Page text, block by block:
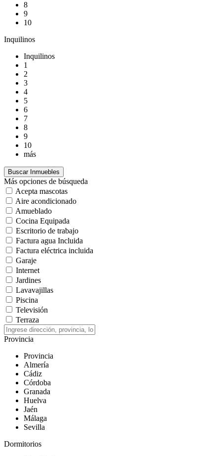
8
9
10
Inquilinos
Inquilinos
1
2
3
4
5
6
7
8
9
10
más
Más opciones de búsqueda
Acepta mascotas
Aire acondicionado
Amueblado
Cocina Equipada
Escritorio de trabajo
Factura agua Incluida
Factura eléctrica incluida
Garaje
Internet
Jardines
Lavavajillas
Piscina
Televisión
Terraza
Provincia
Provincia
Almería
Cádiz
Córdoba
Granada
Huelva
Jaén
Málaga
Sevilla
Dormitorios